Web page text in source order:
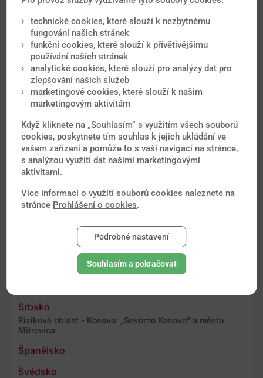
Monako
Německo
Nizozemsko
Norsko
Polsko
Rakousko
Rumunsko
Rusko
Válečná zóna- Čečna, Dagestán a Ingušsko. Do
vzdálenosti 10 km od hranice s oblastmi...
Srbsko
Riziková oblast - Kosovo: „Sevorno Kosovo“ a město
Mitrovica
Španělsko
Švédsko
technické cookies, které slouží k nezbytnému
fungování našich stránek
funkční cookies, které slouží k přívětivějšímu
používání našich stránek
analytické cookies, které slouží pro analýzy dat pro
zlepšování našich služeb
marketingové cookies, které slouží k našim
marketingovým aktivitám
Když kliknete na „Souhlasím“ s využitím všech souborů
cookies, poskytnete tím souhlas k jejich ukládání ve
vašem zařízení a pomůže to s vaší navigací na stránce,
s analýzou využití dat našimi marketingovými
aktivitami.
Více informací o využití souborů cookies naleznete na
stránce Prohlášení o cookies.
Podrobné nastavení
Souhlasím a pokračovat